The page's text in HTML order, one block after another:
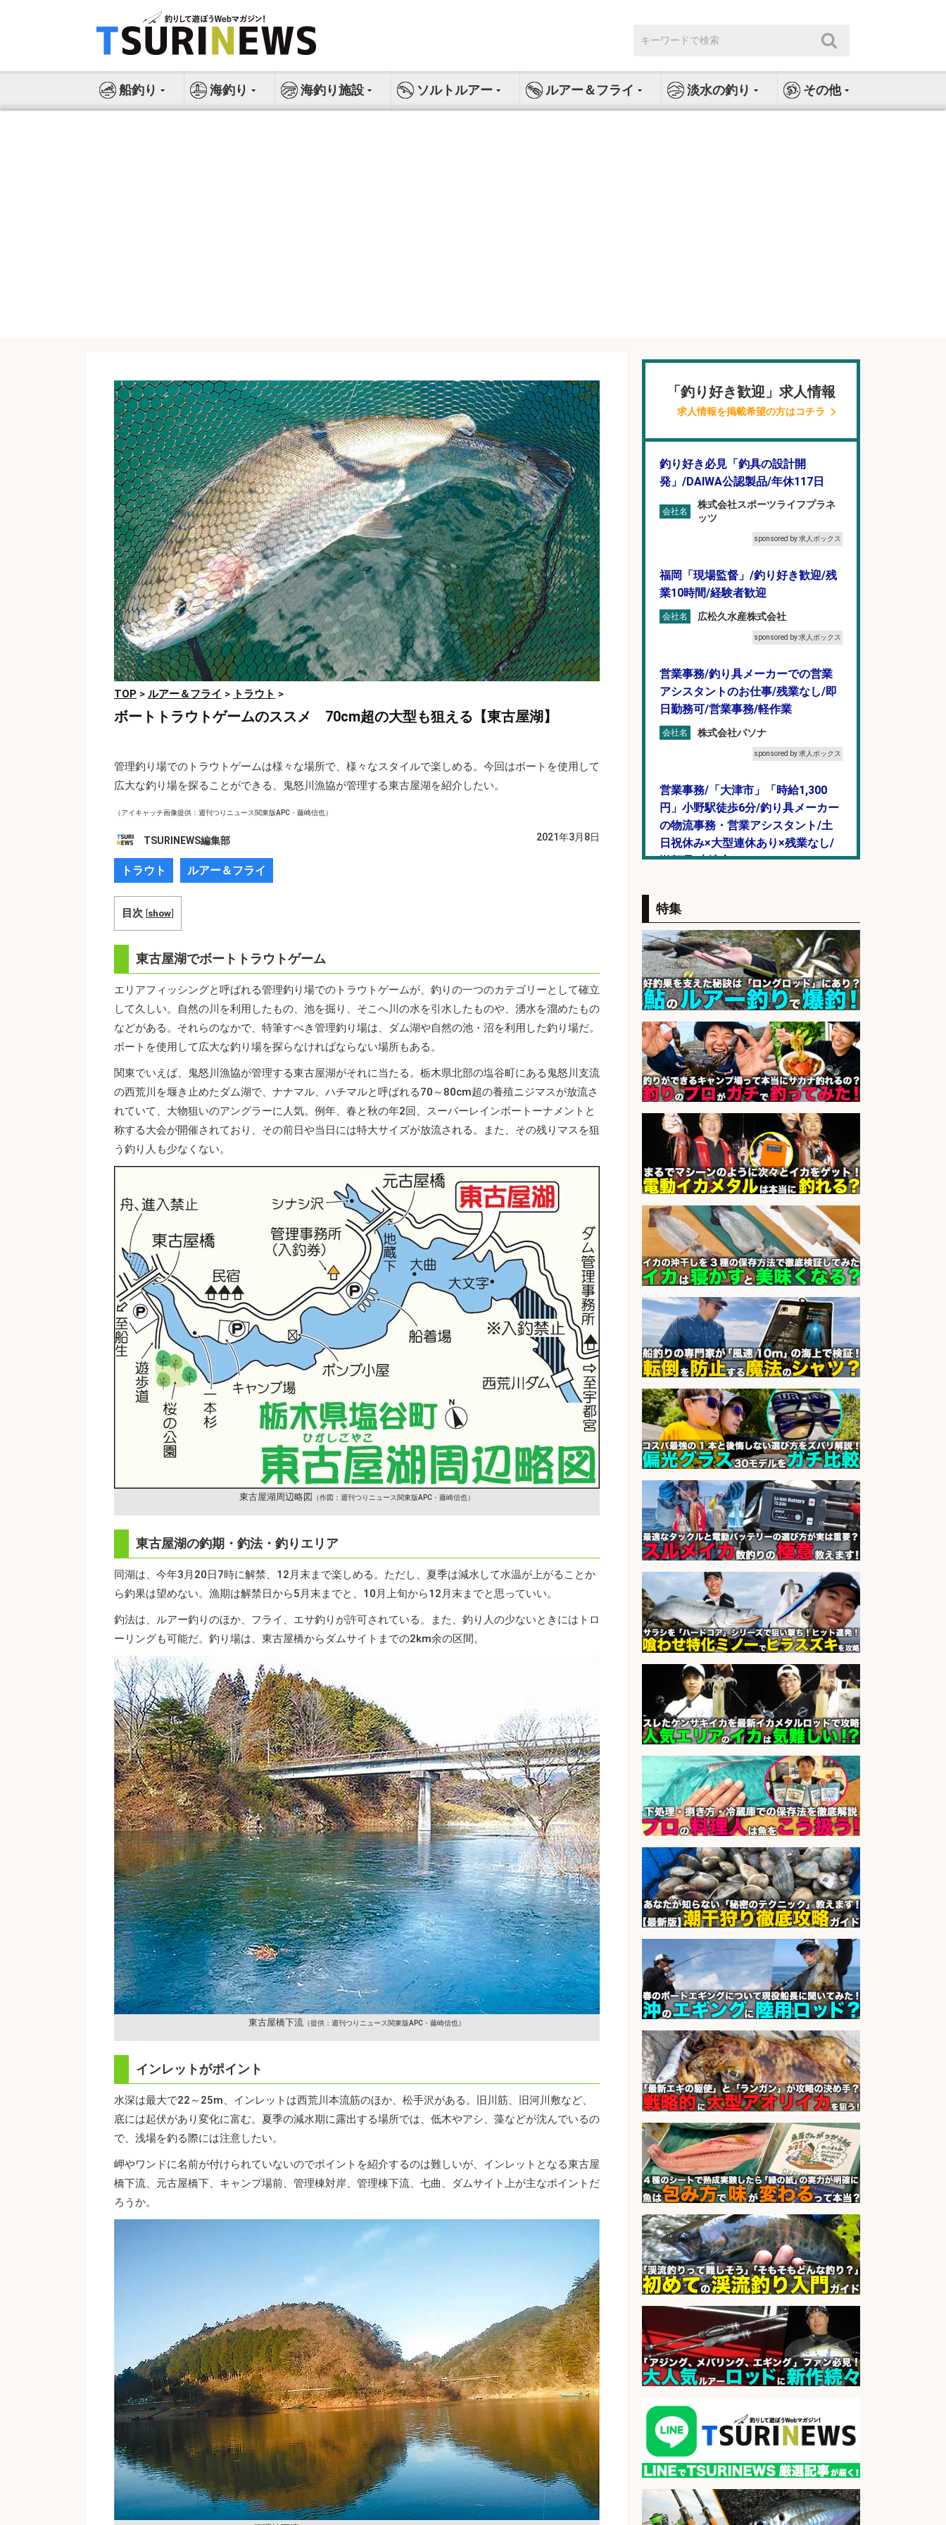
ス
索:
船釣り 海釣り 海釣り施設 ソルトルアー ルアー＆フライ 淡水の釣り その他
TOP > ルアー＆フライ > トラウト >
ボートトラウトゲームのススメ 70cm超の大型も狙える【東古屋湖】
管理釣り場でのトラウトゲームは様々な場所で、様々なスタイルで楽しめる。今回はボートを使用して
広大な釣り場を探ることができる、鬼怒川漁協が管理する東古屋湖を紹介したい。
（アイキャッチ画像提供：週刊つりニュース関東版APC・藤崎信也）
TSURINEWS編集部 2021年3月8日
トラウト ルアー＆フライ
目次 [show]
東古屋湖でボートトラウトゲーム
エリアフィッシングと呼ばれる管理釣り場でのトラウトゲームが、釣りの一つのカテゴリーとして確立
して久しい。自然の川を利用したもの、池を掘り、そこへ川の水を引水したものや、湧水を溜めたもの
などがある。それらのなかで、特筆すべき管理釣り場は、ダム湖や自然の池・沼を利用した釣り場だ。
ボートを使用して広大な釣り場を探らなければならない場所もある。
関東でいえば、鬼怒川漁協が管理する東古屋湖がそれに当たる。栃木県北部の塩谷町にある鬼怒川支流
の西荒川を堰き止めたダム湖で、ナナマル、ハチマルと呼ばれる70～80cm超の養殖ニジマスが放流さ
れていて、大物狙いのアングラーに人気。例年、春と秋の年2回、スーパーレインボートーナメントと
称する大会が開催されており、その前日や当日には特大サイズが放流される。また、その残りマスを狙
う釣り人も少なくない。
東古屋湖周辺略図 （作図：週刊つりニュース関東版APC・藤崎信也）
東古屋湖の釣期・釣法・釣りエリア
同湖は、今年3月20日7時に解禁、12月末まで楽しめる。ただし、夏季は減水して水温が上がることか
ら釣果は望めない。漁期は解禁日から5月末までと、10月上旬から12月末までと思っていい。
釣法は、ルアー釣りのほか、フライ、エサ釣りが許可されている。また、釣り人の少ないときにはトロ
ーリングも可能だ。釣り場は、東古屋橋からダムサイトまでの2km余の区間。
東古屋橋下流 （提供：週刊つりニュース関東版APC・藤崎信也）
インレットがポイント
水深は最大で22～25m、インレットは西荒川本流筋のほか、松手沢がある。旧川筋、旧河川敷など、
底には起伏があり変化に富む。夏季の減水期に露出する場所では、低木やアシ、藻などが沈んでいるの
で、浅場を釣る際には注意したい。
岬やワンドに名前が付けられていないのでポイントを紹介するのは難しいが、インレットとなる東古屋
橋下流、元古屋橋下、キャンプ場前、管理棟対岸、管理棟下流、七曲、ダムサイト上が主なポイントだ
ろうか。
「釣り好き歓迎」求人情報
求人情報を掲載希望の方はコチラ
釣り好き必見「釣具の設計開
発」/DAIWA公認製品/年休117日
会社名
株式会社スポーツライフプラネ
ッツ
sponsored by 求人ボックス
福岡「現場監督」/釣り好き歓迎/残
業10時間/経験者歓迎
会社名 広松久水産株式会社
sponsored by 求人ボックス
営業事務/釣り具メーカーでの営業
アシスタントのお仕事/残業なし/即
日勤務可/営業事務/軽作業
会社名 株式会社パソナ
sponsored by 求人ボックス
営業事務/「大津市」「時給1,300
円」小野駅徒歩6分/釣り具メーカー
の物流事務・営業アシスタント/土
日祝休み×大型連休あり×残業なし/
滋賀県/大津市
精肉・青果・鮮魚販売/「志布志
市」お魚のカットや商品の陳列スタ
ッフ/志布志市/「時給1,150円〜」/
未経験歓迎×残業少なめ×車通勤OK/
鹿児島県
会社名 株式会社ホットスタッフ鹿児島
sponsored by 求人ボックス
販売スタッフ/「未経験歓迎」魚を
捌く作業なし!イオン食品売場スタッ
フ募集/東京都/目黒区
会社名 イオンスタイル碑文谷店
sponsored by 求人ボックス
魚の「バイヤー」貴方の目利きでヒ
ットを生む、裁量バイヤー募集
会社名 株式会社コムライン
sponsored by 求人ボックス
日払いOKで即日収入/製造スタッフ/
「広島市佐伯区」「時給1,200円」
日払いOK!広島市佐伯区でお魚のパ
ック詰めや品出しスタッフ/未経験
歓迎×残業少なめ×週4日〜OK/広島
県/広島市西区
会社名 株式会社ホットスタッフ五日市
sponsored by 求人ボックス
精肉・青果・鮮魚販売/「志布志
市」お魚のカットや商品の陳列業
務/「時給1,150円〜」/時間選べる×
未経験歓迎×残業少なめ/鹿児島県/
志布志市
会社名 株式会社ホットスタッフ鹿児島
sponsored by 求人ボックス
営業事務/「大津市」「時給1,300
円」小野駅から徒歩6分/釣り具メー
カーの物流事務・営業アシスタン
ト/土日祝休み×大型連休あり×残業
なし/滋賀県/大津市
会社名 株式会社ホットスタッフ滋賀
sponsored by 求人ボックス
さらに求人情報を見る
特集